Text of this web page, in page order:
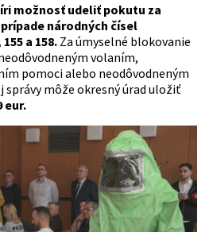
možnosť udeliť pokutu za
národných čísel
a 158. Za úmyselné blokovanie
volaním,
pomoci alebo neodôvodneným
môže okresný úrad uložiť
eur.